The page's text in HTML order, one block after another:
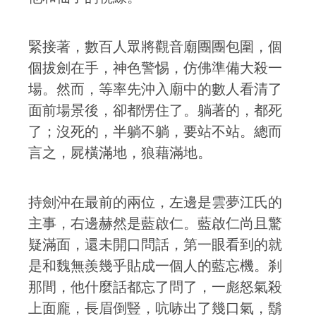
緊接著，數百人眾將觀音廟團團包圍，個
個拔劍在手，神色警惕，仿佛準備大殺一
場。然而，等率先沖入廟中的數人看清了
面前場景後，卻都愣住了。躺著的，都死
了；沒死的，半躺不躺，要站不站。總而
言之，屍橫滿地，狼藉滿地。
持劍沖在最前的兩位，左邊是雲夢江氏的
主事，右邊赫然是藍啟仁。藍啟仁尚且驚
疑滿面，還未開口問話，第一眼看到的就
是和魏無羨幾乎貼成一個人的藍忘機。刹
那間，他什麼話都忘了問了，一彪怒氣殺
上面龐，長眉倒豎，吭哧出了幾口氣，鬍